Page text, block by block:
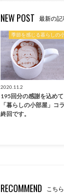
NEW POST 最新の記
季節を感じる暮らしの
2020.11.2
195回分の感謝を込めて
「暮らしの小部屋」コ
終回です。
RECOMMEND こち